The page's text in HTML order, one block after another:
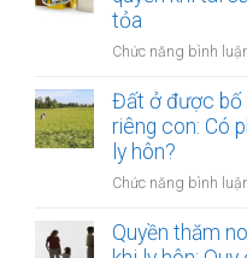
tỏa
Chức năng bình
Đất ở được bố
riêng con: Có
ly hôn?
Chức năng bình
Quyền thăm